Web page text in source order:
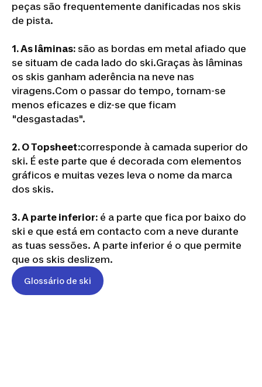
peças são frequentemente danificadas nos skis
de pista.
1.As lâminas: são as bordas em metal afiado que
se situam de cada lado do ski.Graças às lâminas
os skis ganham aderência na neve nas
viragens.Com o passar do tempo, tornam-se
menos eficazes e diz-se que ficam
"desgastadas".
2. O Topsheet:corresponde à camada superior do
ski. É este parte que é decorada com elementos
gráficos e muitas vezes leva o nome da marca
dos skis.
3.A parte inferior: é a parte que fica por baixo do
ski e que está em contacto com a neve durante
as tuas sessões. A parte inferior é o que permite
que os skis deslizem.
Glossário de ski